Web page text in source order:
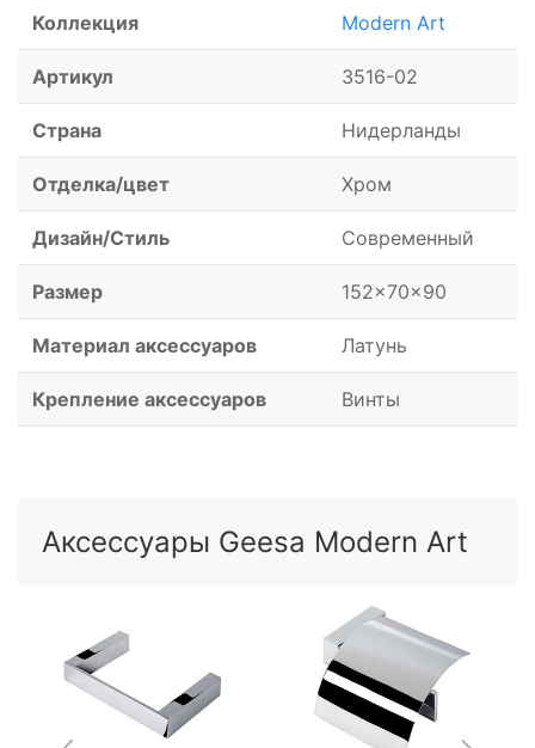
Коллекция Modern Art
Артикул 3516-02
Страна Нидерланды
Отделка/цвет Хром
Дизайн/Стиль Современный
Размер 152x70x90
Материал аксессуаров Латунь
Крепление аксессуаров Винты
Аксессуары Geesa Modern Art